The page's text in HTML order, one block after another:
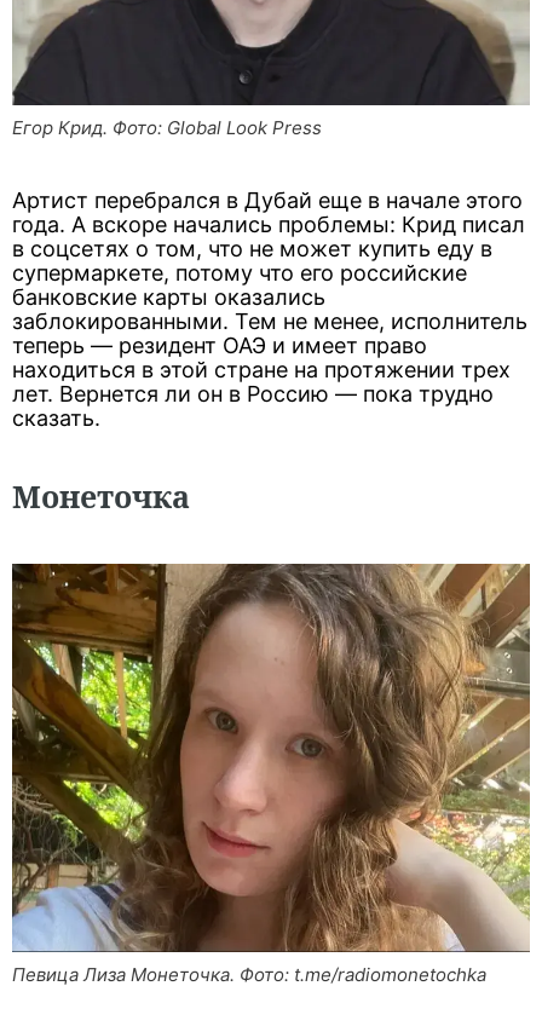
Егор Крид. Фото: Global Look Press
Артист перебрался в Дубай еще в начале этого
года. А вскоре начались проблемы: Крид писал
в соцсетях о том, что не может купить еду в
супермаркете, потому что его российские
банковские карты оказались
заблокированными. Тем не менее, исполнитель
теперь — резидент ОАЭ и имеет право
находиться в этой стране на протяжении трех
лет. Вернется ли он в Россию — пока трудно
сказать.
Монеточка
Певица Лиза Монеточка. Фото: t.me/radiomonetochka